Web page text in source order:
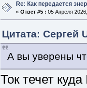
Re: Как передается
« Ответ #5 : 05 Апреля
Цитата: Сергей
А вы уверены
Ток течет